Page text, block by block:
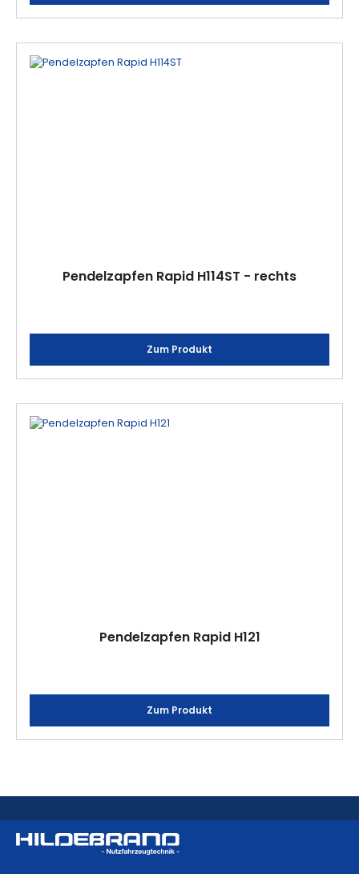
Pendelzapfen Rapid H114ST - rechts
Zum Produkt
Pendelzapfen Rapid H121
Zum Produkt